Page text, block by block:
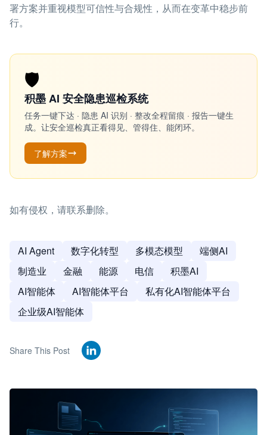
署方案并重视模型可信性与合规性，从而在变革中稳步前
行。
🛡️
积墨 AI 安全隐患巡检系统
任务一键下达 · 隐患 AI 识别 · 整改全程留痕 · 报告一键生
成。让安全巡检真正看得见、管得住、能闭环。
了解方案
如有侵权，请联系删除。
AI Agent 数字化转型 多模态模型
端侧AI
制造业
金融 能源 电信
积墨AI
AI智能体
AI智能体平台
私有化AI智能体平台
企业级AI智能体
Share This Post